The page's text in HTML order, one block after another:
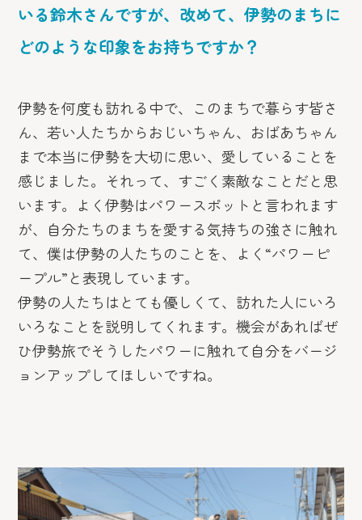
いる鈴木さんですが、改めて、伊勢のまちに
どのような印象をお持ちですか？
伊勢を何度も訪れる中で、このまちで暮らす皆さ
ん、若い人たちからおじいちゃん、おばあちゃん
まで本当に伊勢を大切に思い、愛していることを
感じました。それって、すごく素敵なことだと思
います。よく伊勢はパワースポットと言われます
が、自分たちのまちを愛する気持ちの強さに触れ
て、僕は伊勢の人たちのことを、よく“パワーピ
ープル”と表現しています。
伊勢の人たちはとても優しくて、訪れた人にいろ
いろなことを説明してくれます。機会があればぜ
ひ伊勢旅でそうしたパワーに触れて自分をバージ
ョンアップしてほしいですね。